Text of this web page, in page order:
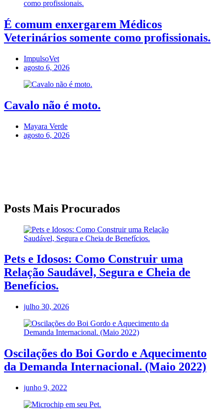
É comum enxergarem Médicos
Veterinários somente como profissionais.
ImpulsoVet
agosto 6, 2026
Cavalo não é moto.
Mayara Verde
agosto 6, 2026
Posts Mais Procurados
Pets e Idosos: Como Construir uma
Relação Saudável, Segura e Cheia de
Benefícios.
julho 30, 2026
Oscilações do Boi Gordo e Aquecimento
da Demanda Internacional. (Maio 2022)
junho 9, 2022